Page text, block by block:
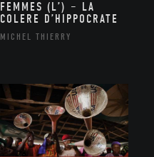
FEMMES (L’) – LA
COLERE D’HIPPOCRATE
MICHEL THIERRY